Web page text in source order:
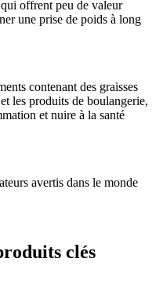
qui offrent peu de valeur
une prise de poids à long
contenant des graisses
les produits de boulangerie,
et nuire à la santé
avertis dans le monde
clés